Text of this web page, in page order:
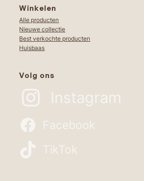
Winkelen
Alle producten
Nieuwe collectie
Best verkochte producten
Huisbaas
Volg ons
Instagram
Facebook
TikTok